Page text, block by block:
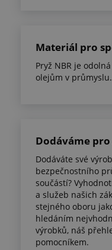
Materiál pro
Pryž NBR je
olejům v průmyslu.
Dodáváme
Dodáváte své
bezpečnostního
součástí?
a služeb našich
stejného oboru
hledáním
výrobků, náš
pomocníkem.